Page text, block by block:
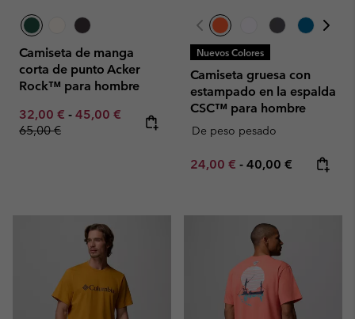
Camiseta de manga
corta de punto Acker
Rock™ para hombre
Minimum sale price:
32,00 € - Maximum sale price:
45,00 € Regular price:
65,00 €
Nuevos Colores
Camiseta gruesa con
estampado en la espalda
CSC™ para hombre
De peso pesado
Minimum sale price:
24,00 € - Maximum price:
40,00 €